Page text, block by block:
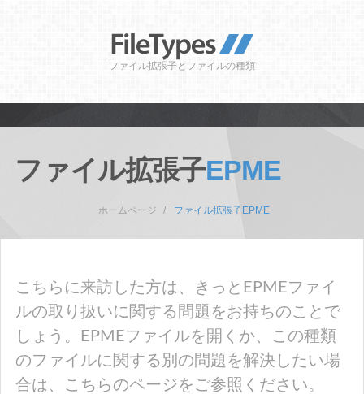
ファイル拡張子とファイルの種類
ファイル拡張子EPME
ホームページ ファイル拡張子EPME
こちらに来訪した方は、きっとEPMEファイ
ルの取り扱いに関する問題をお持ちのことで
しょう。EPMEファイルを開くか、この種類
のファイルに関する別の問題を解決したい場
合は、こちらのページをご参照ください。